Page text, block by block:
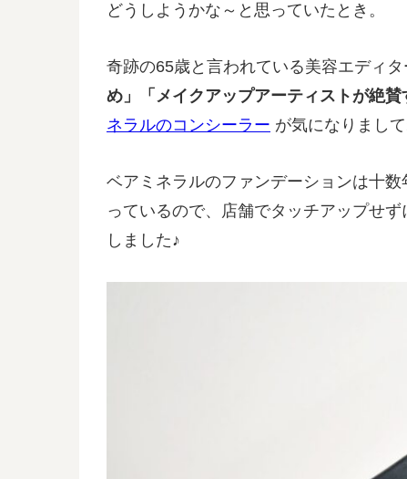
どうしようかな～と思っていたとき。
奇跡の65歳と言われている美容エディタ
め」「メイクアップアーティストが絶賛
ネラルのコンシーラー が気になりまして
ベアミネラルのファンデーションは十
っているので、店舗でタッチアップせず
しました♪